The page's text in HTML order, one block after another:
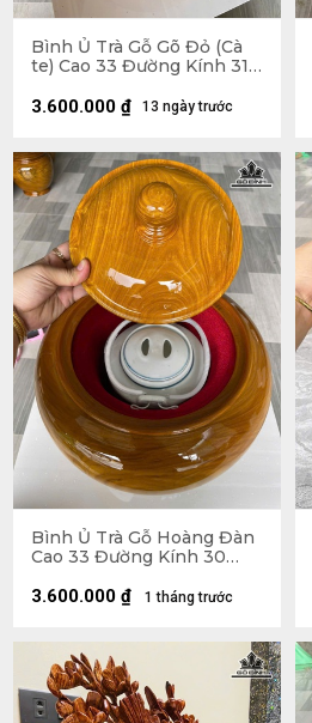
Bình Ủ Trà Gỗ Gõ Đỏ (Cà
te) Cao 33 Đường Kính 31,5
13 ngày trước
3.600.000 ₫
Bình Ủ Trà Gỗ Hoàng Đàn
Cao 33 Đường Kính 30
1 tháng trước
3.600.000 ₫